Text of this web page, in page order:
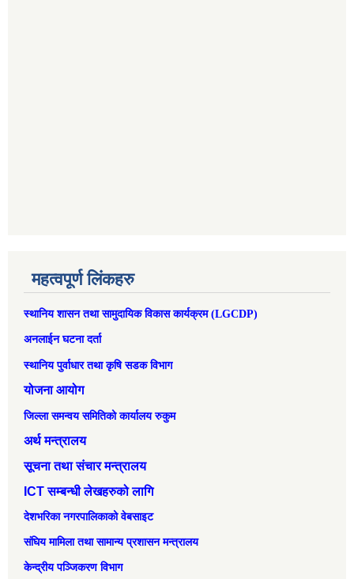
महत्वपूर्ण लिंकहरु
स्थानिय शासन तथा सामुदायिक विकास कार्यक्रम (LGCDP)
अनलाईन घटना दर्ता
स्थानिय पुर्वाधार तथा कृषि सडक विभाग
योजना आयोग
जिल्ला समन्वय समितिको कार्यालय रुकुम
अर्थ मन्त्रालय
सूचना तथा संचार मन्त्रालय
ICT सम्बन्धी लेखहरुको लागि
देशभरिका नगरपालिकाको वेबसाइट
संघिय मामिला तथा सामान्‍य प्रशासन मन्त्रालय
केन्द्रीय पञ्जिकरण विभाग